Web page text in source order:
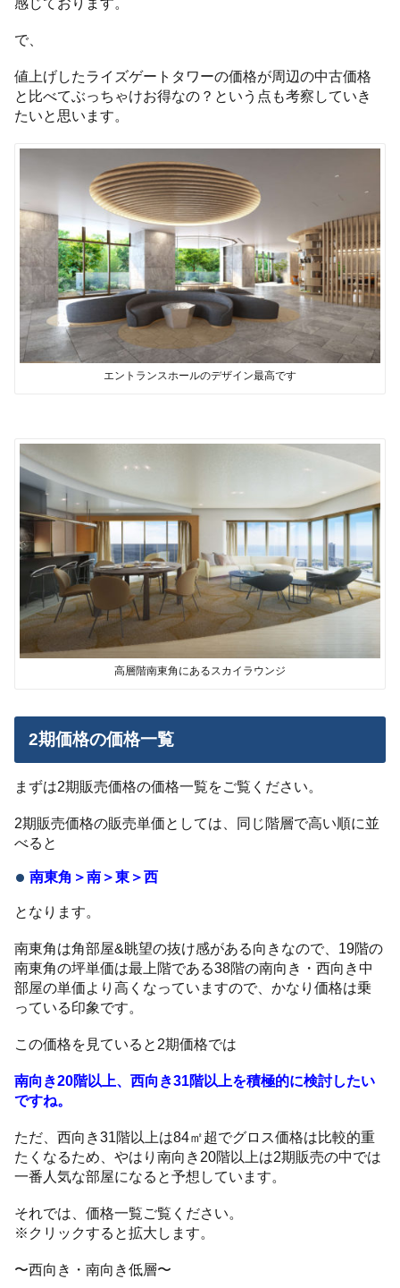
で、
値上げしたライズゲートタワーの価格が周辺の中古価格
と比べてぶっちゃけお得なの？という点も考察していき
たいと思います。
エントランスホールのデザイン最高です
高層階南東角にあるスカイラウンジ
2期価格の価格一覧
まずは2期販売価格の価格一覧をご覧ください。
2期販売価格の販売単価としては、同じ階層で高い順に並
べると
南東角＞南＞東＞西
となります。
南東角は角部屋&眺望の抜け感がある向きなので、19階の
南東角の坪単価は最上階である38階の南向き・西向き中
部屋の単価より高くなっていますので、かなり価格は乗
っている印象です。
この価格を見ていると2期価格では
南向き20階以上、西向き31階以上を積極的に検討したい
ですね。
ただ、西向き31階以上は84㎡超でグロス価格は比較的重
たくなるため、やはり南向き20階以上は2期販売の中では
一番人気な部屋になると予想しています。
それでは、価格一覧ご覧ください。
※クリックすると拡大します。
〜西向き・南向き低層〜